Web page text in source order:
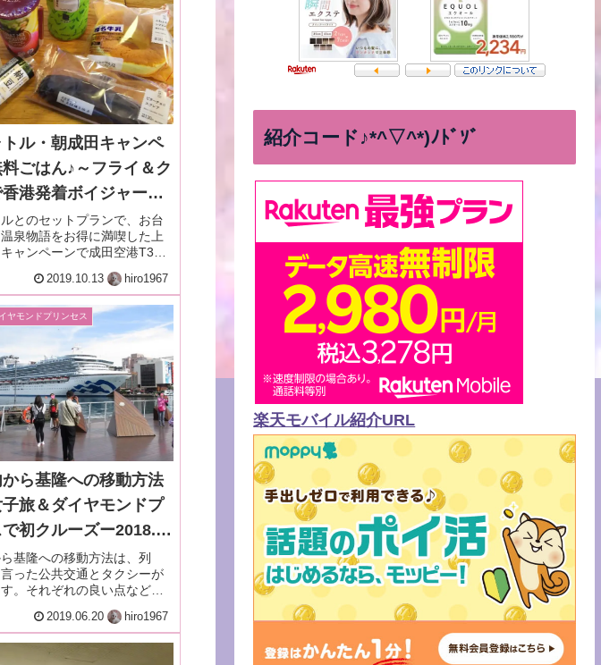
ル・朝成田キャンペ
ごはん♪～フライ＆ク
港発着ボイジャー・
ズ乗船記ー2019.8
1
とのセットプランで、お台
泉物語をお得に満喫した上
ャンペーンで成田空港T3ロ
ドコートで無料ごはん♪
2019.10.13 hiro1967
ヤモンドプリンセス
ら基隆への移動方法
子旅＆ダイヤモンドプ
で初クルーズー2018.12
5
基隆への移動方法は、列
った公共交通とタクシーが
。それぞれの良い点などあ
線バスです。2019.06.20 hiro1967
紹介コード♪*^▽^*)ﾉﾄﾞｿﾞ
楽天モバイル紹介URL